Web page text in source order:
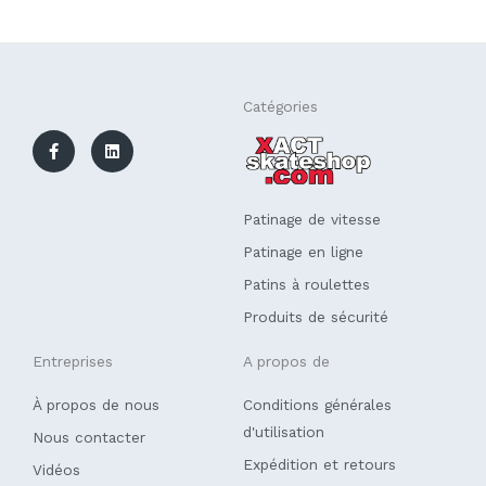
c
e
b
n
k
e
Catégories
Patinage de vitesse
Patinage en ligne
Patins à roulettes
Produits de sécurité
Entreprises
À propos de nous
Nous contacter
Vidéos
A propos de
Conditions générales
d'utilisation
Expédition et retours